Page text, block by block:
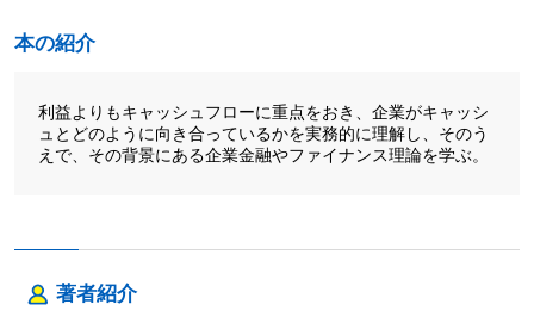
本の紹介
利益よりもキャッシュフローに重点をおき、企業がキャッシ
ュとどのように向き合っているかを実務的に理解し、そのう
えで、その背景にある企業金融やファイナンス理論を学ぶ。
著者紹介